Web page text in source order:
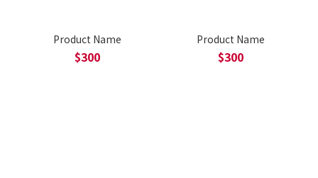
Product Name
$300
Product Name
$300